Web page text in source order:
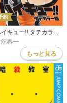
約
春一
もっと見る